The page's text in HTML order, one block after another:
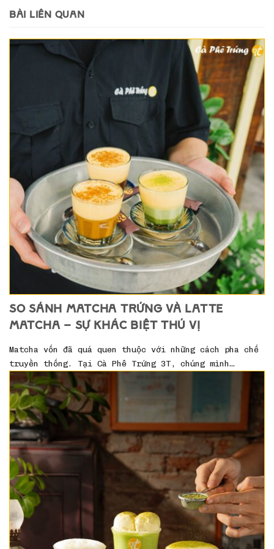
BÀI LIÊN QUAN
SO SÁNH MATCHA TRỨNG VÀ LATTE
MATCHA – SỰ KHÁC BIỆT THÚ VỊ
Matcha vốn đã quá quen thuộc với những cách pha chế
truyền thống. Tại Cà Phê Trứng 3T, chúng mình…